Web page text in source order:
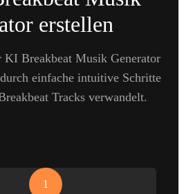
erstellen
KI Breakbeat Musik Generator
einfache intuitive Schritte
Tracks verwandelt.
1